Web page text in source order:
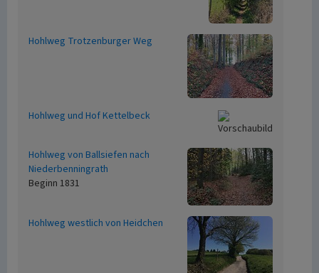
Hohlweg Trotzenburger Weg
Hohlweg und Hof Kettelbeck
Hohlweg von Ballsiefen nach
Niederbenningrath
Beginn 1831
Hohlweg westlich von Heidchen